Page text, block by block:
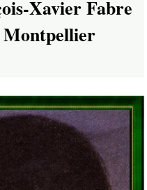
Xavier Fabre